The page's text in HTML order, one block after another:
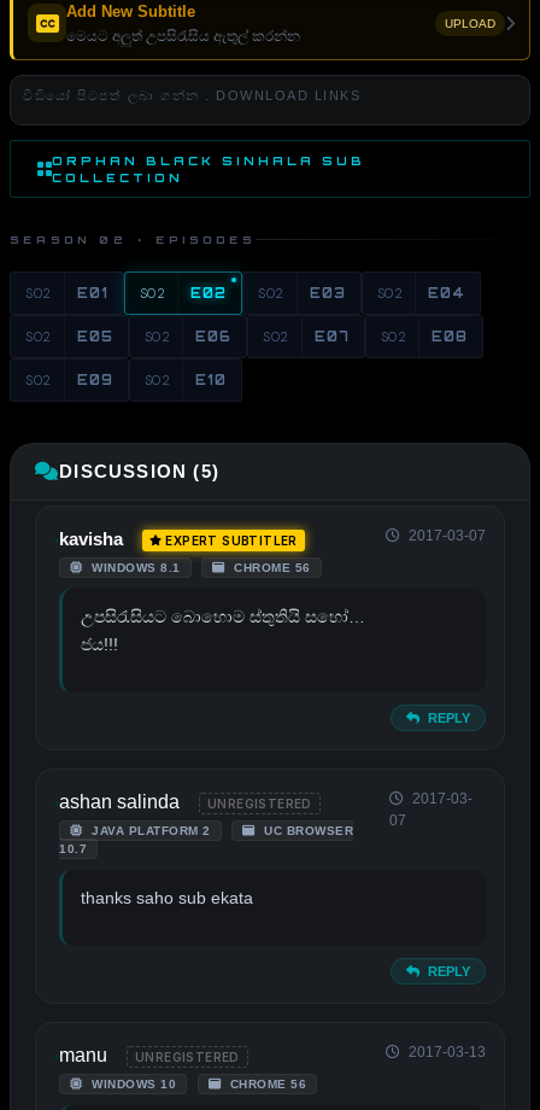
Add New Subtitle
මෙයට අලුත් උපසිරැසිය ඇතුල් කරන්න
UPLOAD
වීඩියෝ පිටපත් ලබා ගන්න . DOWNLOAD LINKS
ORPHAN BLACK SINHALA SUB
COLLECTION
SEASON 02 · EPISODES
S02 E01 S02 E02 S02 E03 S02 E04
S02 E05 S02 E06 S02 E07 S02 E08
S02 E09 S02 E10
DISCUSSION (5)
kavisha EXPERT SUBTITLER
WINDOWS 8.1 CHROME 56
2017-03-07
උපසිරැසියට බොහොම ස්තුතියි සහෝ…
ජය!!!
REPLY
ashan salinda UNREGISTERED
JAVA PLATFORM 2
UC BROWSER
10.7
2017-03-
07
thanks saho sub ekata
REPLY
manu UNREGISTERED
WINDOWS 10 CHROME 56
2017-03-13